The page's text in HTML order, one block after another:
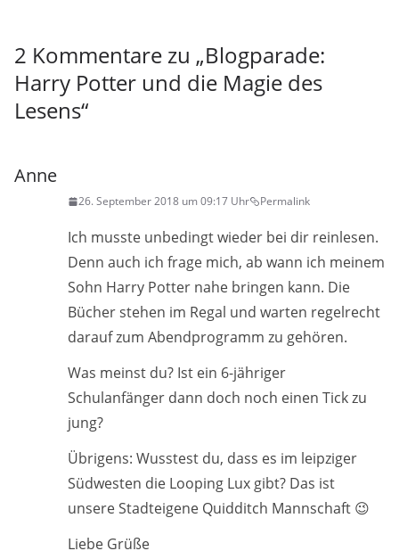
2 Kommentare zu „Blogparade:
Harry Potter und die Magie des
Lesens“
Anne
26. September 2018 um 09:17 Uhr Permalink
Ich musste unbedingt wieder bei dir reinlesen.
Denn auch ich frage mich, ab wann ich meinem
Sohn Harry Potter nahe bringen kann. Die
Bücher stehen im Regal und warten regelrecht
darauf zum Abendprogramm zu gehören.
Was meinst du? Ist ein 6-jähriger
Schulanfänger dann doch noch einen Tick zu
jung?
Übrigens: Wusstest du, dass es im leipziger
Südwesten die Looping Lux gibt? Das ist
unsere Stadteigene Quidditch Mannschaft 😉
Liebe Grüße